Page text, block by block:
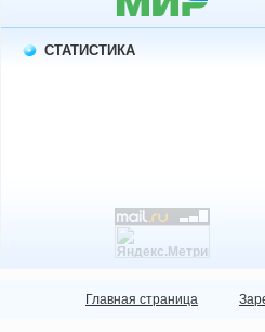
СТАТИСТИКА
Главная страница